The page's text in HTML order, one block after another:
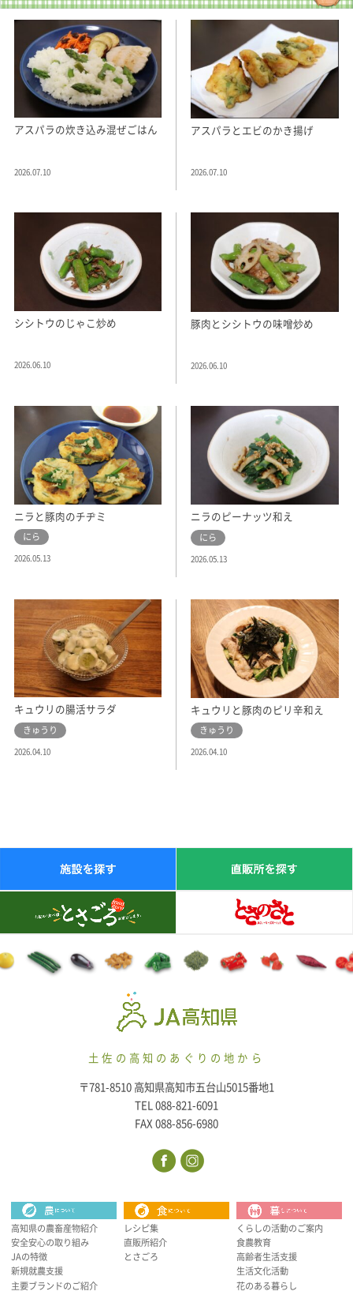
アスパラの炊き込み混ぜごはん
2026.07.10
アスパラとエビのかき揚げ
2026.07.10
シシトウのじゃこ炒め
2026.06.10
豚肉とシシトウの味噌炒め
2026.06.10
ニラと豚肉のチヂミ
にら
2026.05.13
ニラのピーナッツ和え
にら
2026.05.13
キュウリの腸活サラダ
きゅうり
2026.04.10
キュウリと豚肉のピリ辛和え
きゅうり
2026.04.10
土佐の高知のあぐりの地から
〒781-8510 高知県高知市五台山5015番地1
TEL 088-821-6091
FAX 088-856-6980
高知県の農畜産物紹介
安全安心の取り組み
JAの特徴
新規就農支援
主要ブランドのご紹介
レシピ集
直販所紹介
とさごろ
くらしの活動のご案内
食農教育
高齢者生活支援
生活文化活動
花のある暮らし